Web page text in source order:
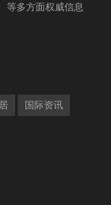
等多方面权威信息
国际资讯